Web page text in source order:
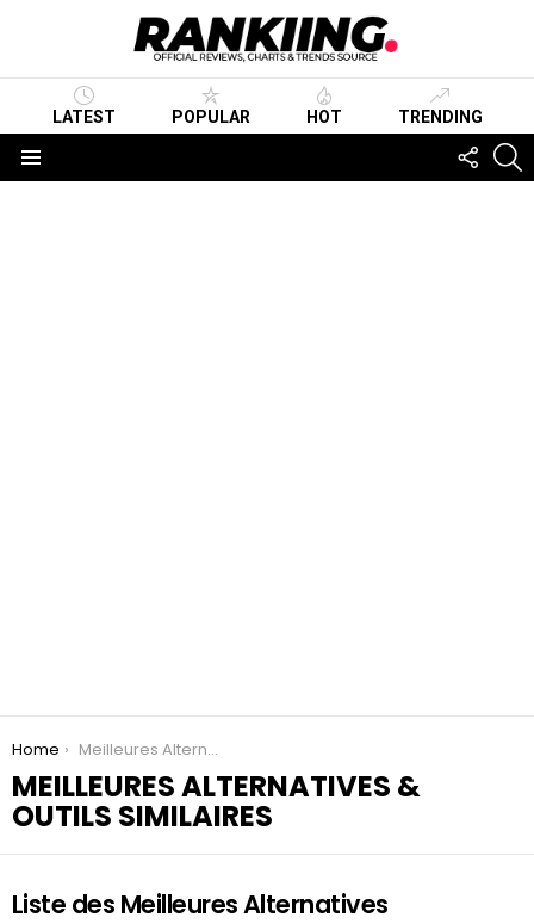
LATEST POPULAR HOT TRENDING
US
You are here:
Home Meilleures Alternatives & Outils similaires
MEILLEURES ALTERNATIVES &
OUTILS SIMILAIRES
Liste des Meilleures Alternatives